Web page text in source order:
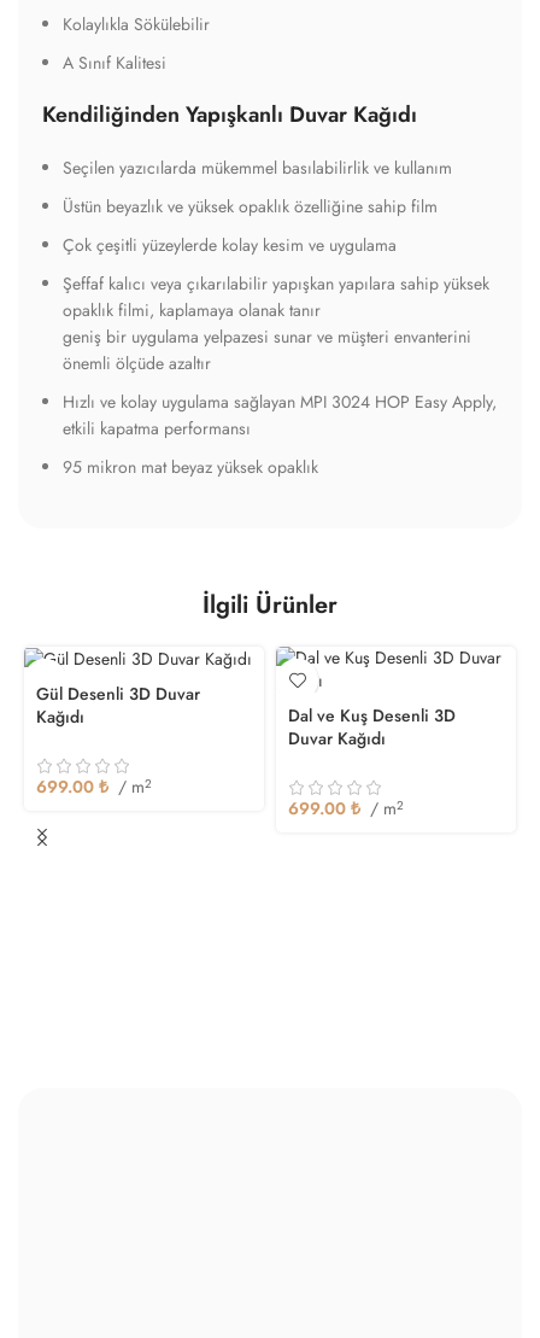
Kolaylıkla Sökülebilir
A Sınıf Kalitesi
Kendiliğinden Yapışkanlı Duvar Kağıdı
Seçilen yazıcılarda mükemmel basılabilirlik ve kullanım
Üstün beyazlık ve yüksek opaklık özelliğine sahip film
Çok çeşitli yüzeylerde kolay kesim ve uygulama
Şeffaf kalıcı veya çıkarılabilir yapışkan yapılara sahip yüksek
opaklık filmi, kaplamaya olanak tanır
geniş bir uygulama yelpazesi sunar ve müşteri envanterini
önemli ölçüde azaltır
Hızlı ve kolay uygulama sağlayan MPI 3024 HOP Easy Apply,
etkili kapatma performansı
95 mikron mat beyaz yüksek opaklık
İlgili Ürünler
Gül Desenli 3D Duvar
Kağıdı
699.00 ₺ / m2
Dal ve Kuş Desenli 3D
Duvar Kağıdı
699.00 ₺ / m2